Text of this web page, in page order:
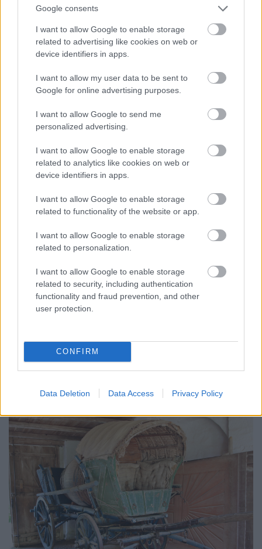
Google consents
I want to allow Google to enable storage
related to advertising like cookies on web or
device identifiers in apps.
I want to allow my user data to be sent to
Google for online advertising purposes.
I want to allow Google to send me
personalized advertising.
I want to allow Google to enable storage
related to analytics like cookies on web or
device identifiers in apps.
I want to allow Google to enable storage
related to functionality of the website or app.
I want to allow Google to enable storage
related to personalization.
I want to allow Google to enable storage
related to security, including authentication
functionality and fraud prevention, and other
user protection.
CONFIRM
Data Deletion Data Access Privacy Policy
A borvidék hordófuvarosai igyekeztek a
pilótafülkéjüket a lehető legnagyobb kényelemmel